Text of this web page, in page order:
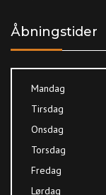
Åbningstider
Mandag
Tirsdag
Onsdag
Torsdag
Fredag
Lørdag